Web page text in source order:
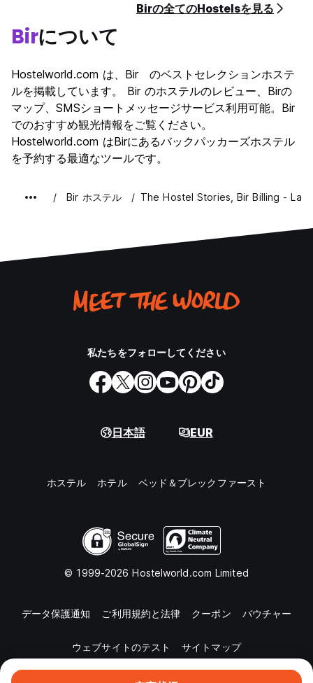
Birの全てのHostelsを見る
Birについて
Hostelworld.com は、Bir のベストセレクションホステ
ルを掲載しています。 Bir のホステルのレビュー、Birの
マップ、SMSショートメッセージサービス利用可能。Bir
でのおすすめ観光情報をご覧ください。
Hostelworld.com はBirにあるバックパッカーズホステル
を予約する最適なツールです。
Bir ホステル The Hostel Stories, Bir Billing -
私たちをフォローしてください
日本語 EUR
ホステル ホテル ベッド＆ブレックファースト
© 1999-2026 Hostelworld.com Limited
データ保護通知 ご利用規約と法律 クーポン バウチャー
ウェブサイトのテスト サイトマップ